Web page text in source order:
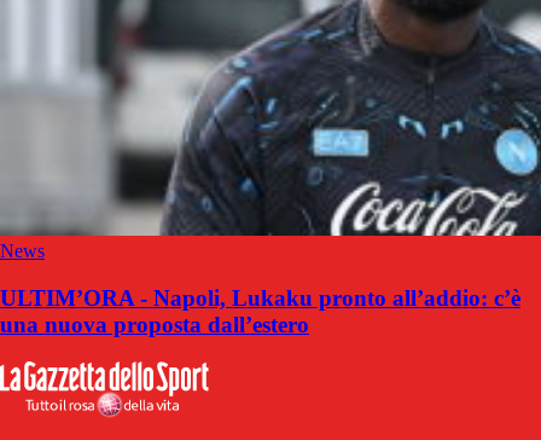
News
ULTIM’ORA - Napoli, Lukaku pronto all’addio: c’è
una nuova proposta dall’estero